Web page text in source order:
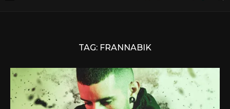
TAG: FRANNABIK